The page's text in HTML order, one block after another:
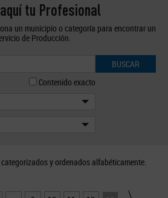
tu Profesional
un municipio o categoría para encontrar un
de Producción.
BUSCAR
Contenido exacto
y ordenados alfabéticamente.